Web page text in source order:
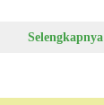
Selengkapnya